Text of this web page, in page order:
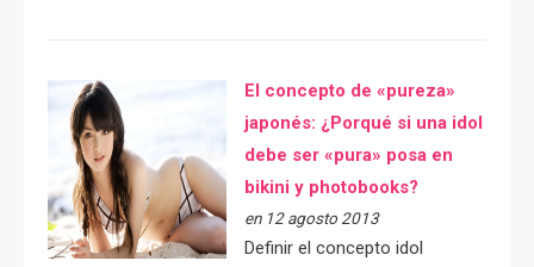
El concepto de «pureza»
japonés: ¿Porqué si una idol
debe ser «pura» posa en
bikini y photobooks?
en 12 agosto 2013
Definir el concepto idol